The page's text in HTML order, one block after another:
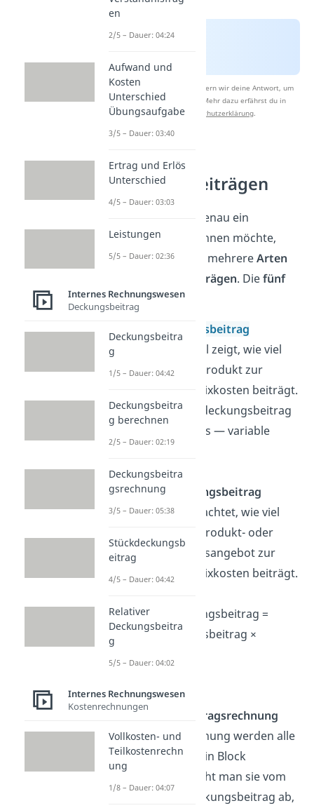
Nach Beantwortung speichern wir deine Antwort, um
Studyflix zu verbessern. Mehr dazu erfährst du in
unsererDatenschutzerklärung
Arten von
Deckungsbeiträgen
Je nachdem, wie genau ein
Unternehmen rechnen möchte,
unterscheidest du mehrereArten
Deckungsbeiträgen. Diefünf
wichtigsten sind:
Stückdeckungsbeitrag
Diese Kennzahl zeigt, wie viel
ein einzelnes Produkt zur
Deckung der Fixkosten beiträgt.
Formel:Stückdeckungsbeitrag
= Verkaufspreis — variable
Gesamtdeckungsbeitrag
Hier wird betrachtet, wie viel
das gesamte Produkt- oder
Dienstleistungsangebot zur
Deckung der Fixkosten beiträgt.
Gesamtdeckungsbeitrag =
Stückdeckungsbeitrag ×
Einstufige
Deckungsbeitragsrechnung
In dieser Rechnung werden alle
Fixkosten als ein Block
betrachtet. Zieht man sie vom
gesamten Deckungsbeitrag ab,
en
2/5 – Dauer: 04:24
Aufwand und
Kosten
Unterschied
Übungsaufgabe
3/5 – Dauer: 03:40
Ertrag und Erlös
Unterschied
4/5 – Dauer: 03:03
Leistungen
5/5 – Dauer: 02:36
Internes Rechnungswesen
Deckungsbeitrag
Deckungsbeitra
g
1/5 – Dauer: 04:42
Deckungsbeitra
g berechnen
2/5 – Dauer: 02:19
Deckungsbeitra
gsrechnung
3/5 – Dauer: 05:38
Stückdeckungsb
eitrag
4/5 – Dauer: 04:42
Relativer
Deckungsbeitra
g
5/5 – Dauer: 04:02
Internes Rechnungswesen
Kostenrechnungen
Vollkosten- und
Teilkostenrechn
ung
1/8 – Dauer: 04:07